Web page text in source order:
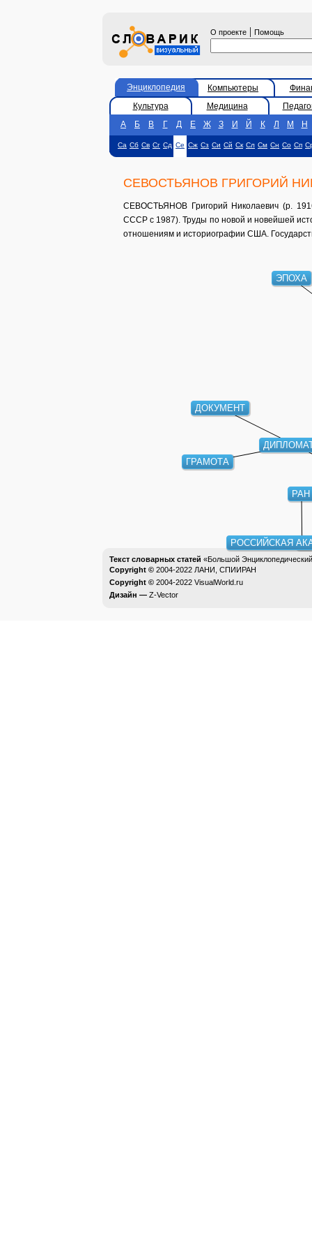
О проекте | Помощь
Энциклопедия Компьютеры
Культура
Медицина
А
Б В Г Д Е Ж З И Й К Л М Н
Са Сб Св Сг Сд Се Сж Сз Си Сй Ск Сл См Сн Со Сп
СЕВОСТЬЯНОВ ГРИГОРИЙ
СЕВОСТЬЯНОВ Григорий Николаевич (р.
СССР с 1987). Труды по новой и новейшей
отношениям и историографии США.
РАН
ГРАМОТА
ДОКУМЕНТ
ЭПОХА
РОССИЙСКАЯ
Текст словарных статей «Большой
Copyright © 2004-2022 ЛАНИ, СПИИРАН
Copyright © 2004-2022 VisualWorld.ru
Дизайн — Z-Vector